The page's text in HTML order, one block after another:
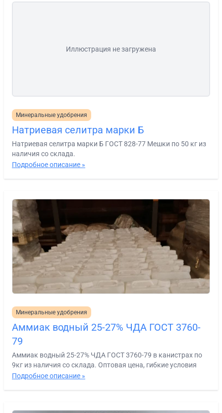
Иллюстрация не загружена
Минеральные удобрения
Натриевая селитра марки Б
Натриевая селитра марки Б ГОСТ 828-77 Мешки по 50 кг из
наличия со склада.
Подробное описание »
Минеральные удобрения
Аммиак водный 25-27% ЧДА ГОСТ 3760-
79
Аммиак водный 25-27% ЧДА ГОСТ 3760-79 в канистрах по
9кг из наличия со склада. Оптовая цена, гибкие условия
Подробное описание »